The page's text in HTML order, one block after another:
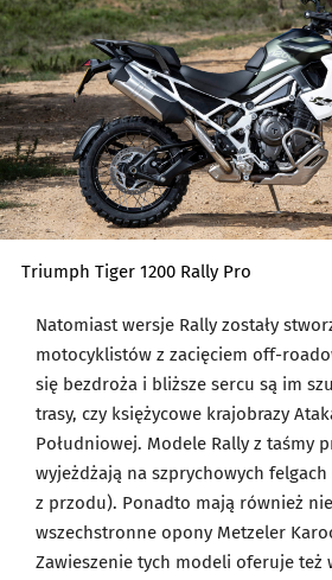
Triumph Tiger 1200 Rally Pro
Natomiast wersje Rally zostały
motocyklistów z zacięciem off-
się bezdroża i bliższe sercu są im
trasy, czy księżycowe krajobrazy
Południowej. Modele Rally z taśmy
wyjeżdżają na szprychowych felgach
z przodu). Ponadto mają również
wszechstronne opony Metzeler
Zawieszenie tych modeli oferuje też